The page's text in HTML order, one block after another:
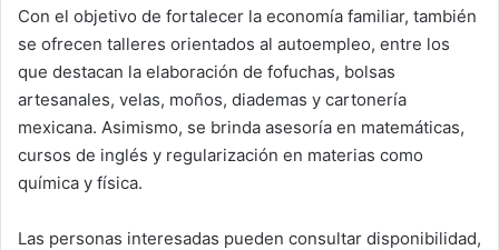
Con el objetivo de fortalecer la economía familiar, también
se ofrecen talleres orientados al autoempleo, entre los
que destacan la elaboración de fofuchas, bolsas
artesanales, velas, moños, diademas y cartonería
mexicana. Asimismo, se brinda asesoría en matemáticas,
cursos de inglés y regularización en materias como
química y física.
Las personas interesadas pueden consultar disponibilidad,